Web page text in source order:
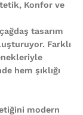
Konfor ve
tasarım
Farklı
hem şıklığı
modern